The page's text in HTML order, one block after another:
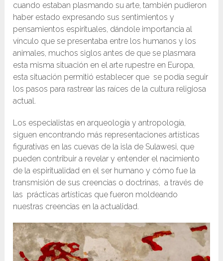
cuando estaban plasmando su arte, también pudieron
haber estado expresando sus sentimientos y
pensamientos espirituales, dándole importancia al
vínculo que se presentaba entre los humanos y los
animales, muchos siglos antes de que se plasmara
esta misma situación en el arte rupestre en Europa,
esta situación permitió establecer que se podía seguir
los pasos para rastrear las raíces de la cultura religiosa
actual.
Los especialistas en arqueología y antropología,
siguen encontrando más representaciones artísticas
figurativas en las cuevas de la isla de Sulawesi, que
pueden contribuir a revelar y entender el nacimiento
de la espiritualidad en el ser humano y cómo fue la
transmisión de sus creencias o doctrinas, a través de
las prácticas artísticas que fueron moldeando
nuestras creencias en la actualidad.